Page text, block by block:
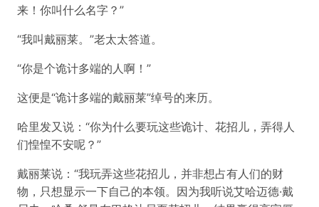
来！你叫什么名字？”
“我叫戴丽莱。”老太太答道。
“你是个诡计多端的人啊！”
这便是“诡计多端的戴丽莱”绰号的来历。
哈里发又说：“你为什么要玩这些诡计、花招儿，弄得人
们惶惶不安呢？”
戴丽莱说：“我玩弄这些花招儿，并非想占有人们的财
物，只想显示一下自己的本领。因为我听说艾哈迈德·戴